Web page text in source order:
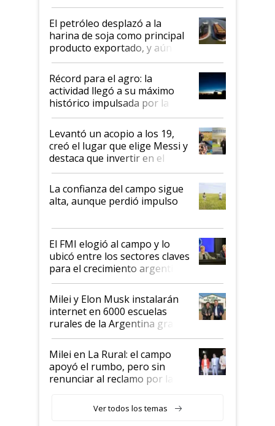
El petróleo desplazó a la
harina de soja como principal
producto exportado, y aún así
el agro aportó casi seis de cada
diez dólares y sostuvo el
liderazgo en un semestre
récord
Récord para el agro: la
actividad llegó a su máximo
histórico impulsada por la
cosecha y las exportaciones
Levantó un acopio a los 19,
creó el lugar que elige Messi y
destaca que invertir en el
kirchnerismo era como "darle
plata a un hijo para droga":
Juan Félix Rossetti, el libertario
que de una dura crisis salió
de Milei
La confianza del campo sigue
alta, aunque perdió impulso
El FMI elogió al campo y lo
ubicó entre los sectores claves
para el crecimiento argentino
Milei y Elon Musk instalarán
internet en 6000 escuelas
rurales de la Argentina gracias
a un acuerdo con Starlink
Milei en La Rural: el campo
apoyó el rumbo, pero sin
renunciar al reclamo por las
Ver todos los temas